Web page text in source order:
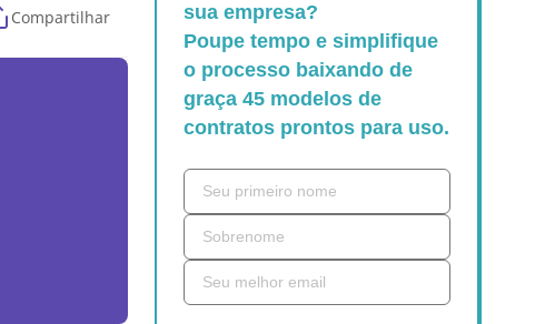
Compartilhar
sua empresa?
Poupe tempo e simplifique
o processo baixando de
graça 45 modelos de
contratos prontos para uso.